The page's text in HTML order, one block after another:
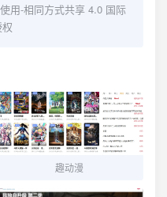
用-相同方式共享 4.0 国际
趣动漫